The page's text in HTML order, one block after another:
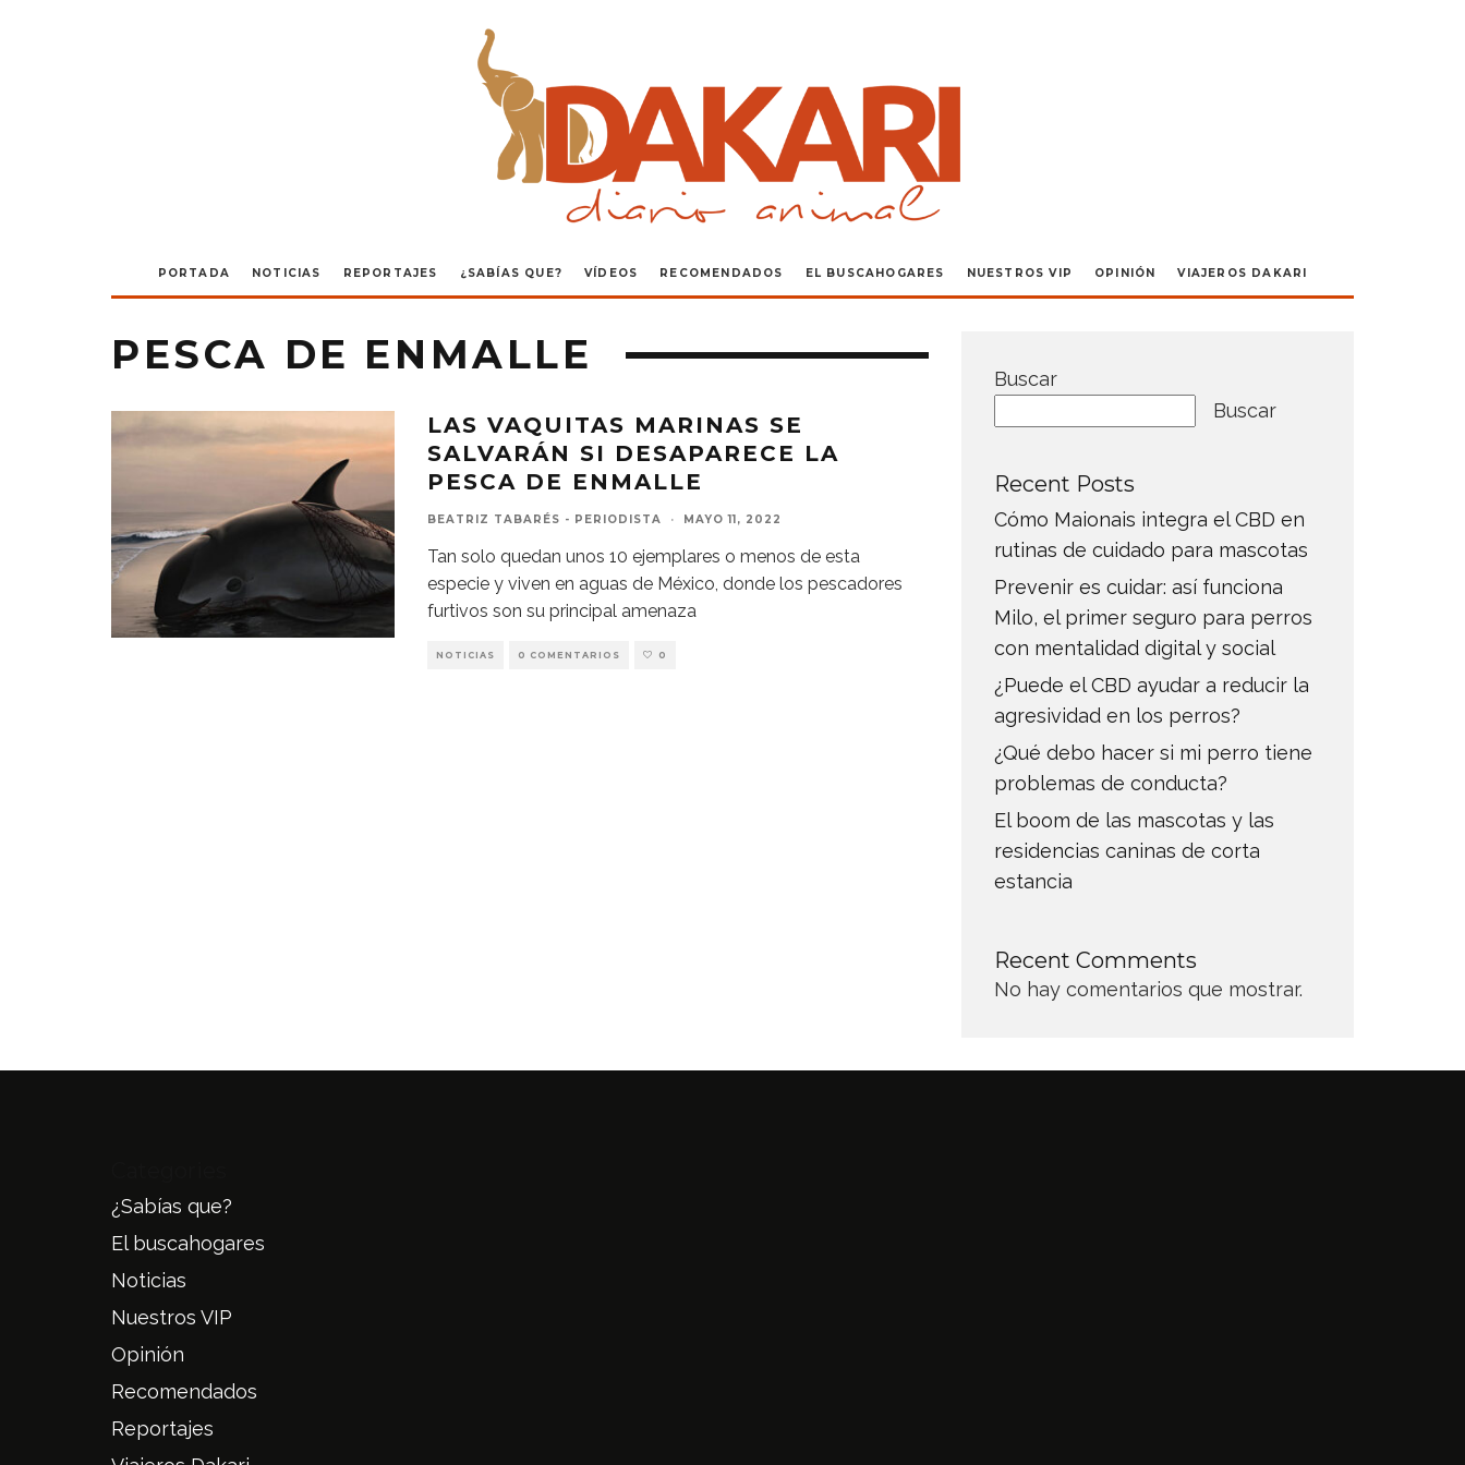
PORTADA NOTICIAS REPORTAJES ¿SABÍAS QUE? VÍDEOS RECOMENDADOS EL BUSCAHOGARES NUESTROS VIP OPINIÓN VIAJEROS DAKARI
PESCA DE ENMALLE
LAS VAQUITAS MARINAS SE
SALVARÁN SI DESAPARECE LA
PESCA DE ENMALLE
BEATRIZ TABARÉS - PERIODISTA · MAYO 11, 2022
Tan solo quedan unos 10 ejemplares o menos de esta
especie y viven en aguas de México, donde los pescadores
furtivos son su principal amenaza
NOTICIAS 0 COMENTARIOS 0
Buscar
Buscar
Recent Posts
Cómo Maionais integra el CBD en
rutinas de cuidado para mascotas
Prevenir es cuidar: así funciona
Milo, el primer seguro para perros
con mentalidad digital y social
¿Puede el CBD ayudar a reducir la
agresividad en los perros?
¿Qué debo hacer si mi perro tiene
problemas de conducta?
El boom de las mascotas y las
residencias caninas de corta
estancia
Recent Comments
No hay comentarios que mostrar.
¿Sabías que?
El buscahogares
Noticias
Nuestros VIP
Opinión
Recomendados
Reportajes